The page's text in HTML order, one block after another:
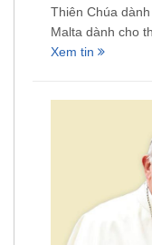
Thiên Chúa
Malta dành cho
Xem tin